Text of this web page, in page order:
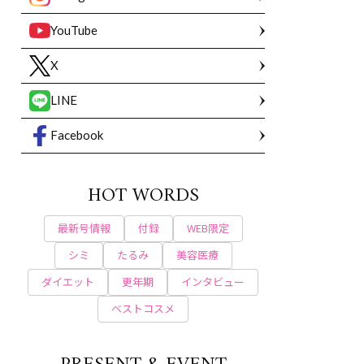
YouTube
X
LINE
Facebook
HOT WORDS
最新号情報 付録
WEB限定
シミ
たるみ
美容医療
ダイエット
更年期
インタビュー
ベストコスメ